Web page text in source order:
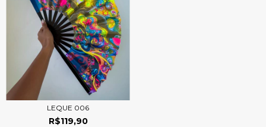
LEQUE 006
R$119,90